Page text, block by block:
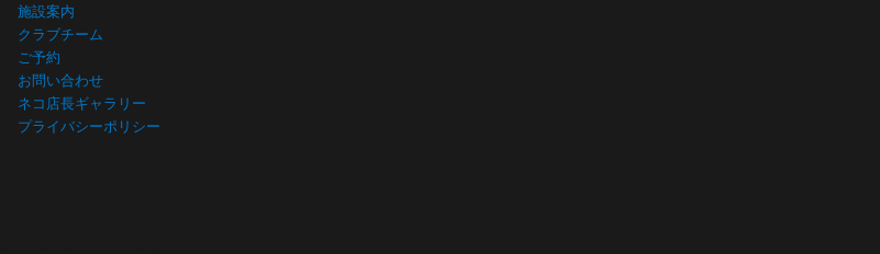
施設案内
クラブチーム
ご予約
お問い合わせ
ネコ店長ギャラリー
プライバシーポリシー